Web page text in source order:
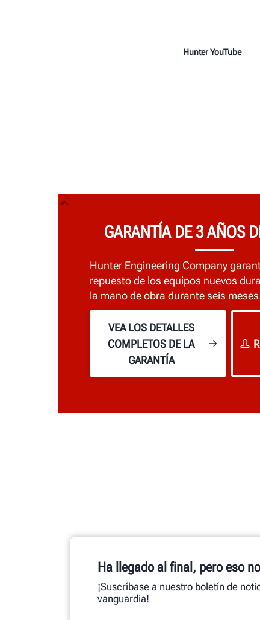
Hunter YouTube
GARANTÍA DE 3 AÑOS
Hunter Engineering Company
repuesto de los equipos nuevos
la mano de obra durante seis
VEA LOS DETALLES
COMPLETOS DE LA
GARANTÍA
Ha llegado al final, pero eso
¡Suscríbase a nuestro boletín de
vanguardia!